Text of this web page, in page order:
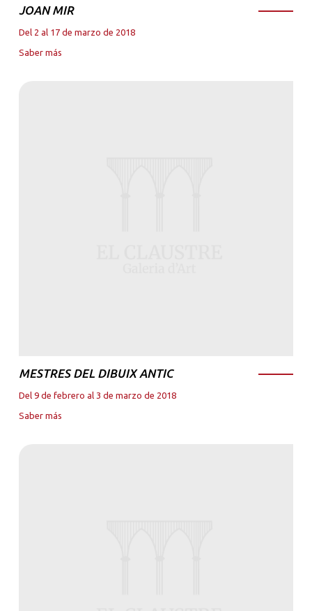
JOAN MIR
Del 2 al 17 de marzo de 2018
Saber más
MESTRES DEL DIBUIX ANTIC
Del 9 de febrero al 3 de marzo de 2018
Saber más